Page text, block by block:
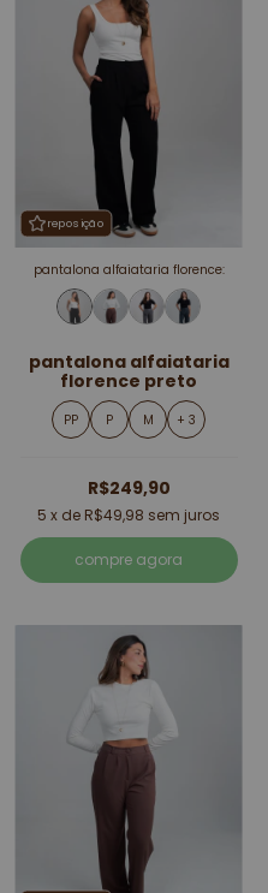
reposição
pantalona alfaiataria florence:
pantalona alfaiataria
florence preto
PP P M + 3
R$249,90
5 x de R$49,98 sem juros
compre agora